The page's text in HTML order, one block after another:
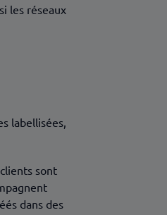
les réseaux
labellisées,
sont
dans des